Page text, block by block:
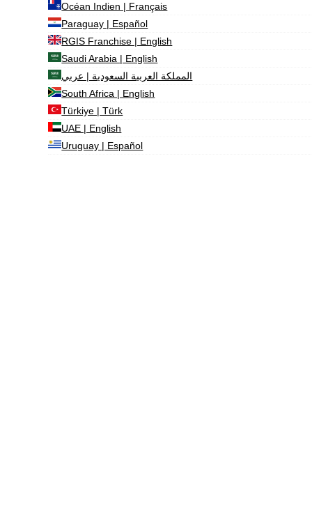
Océan Indien | Français
Paraguay | Español
RGIS Franchise | English
Saudi Arabia | English
المملكة العربية السعودية | عربي
South Africa | English
Türkiye | Türk
UAE | English
Uruguay | Español